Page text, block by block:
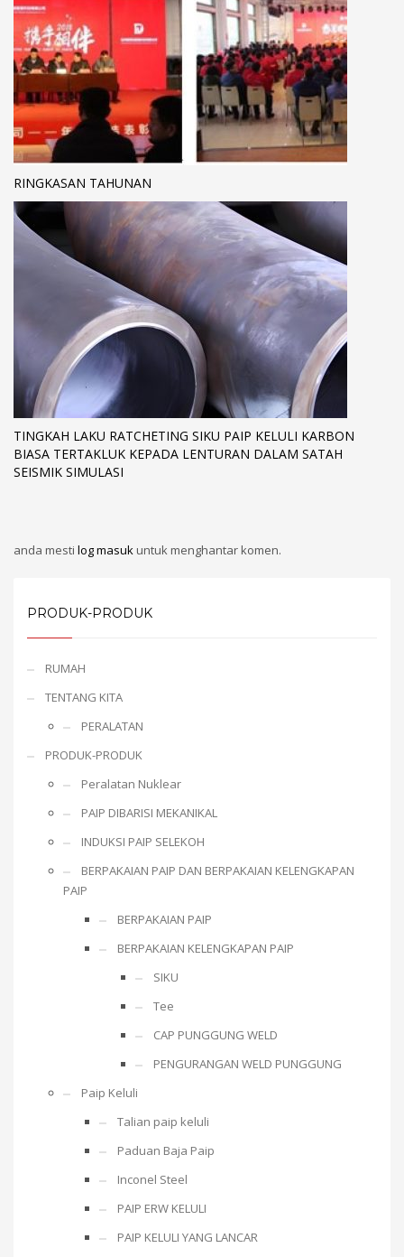
RINGKASAN TAHUNAN
TINGKAH LAKU RATCHETING SIKU PAIP KELULI KARBON
BIASA TERTAKLUK KEPADA LENTURAN DALAM SATAH
SEISMIK SIMULASI
anda mesti log masukuntuk menghantar komen.
PRODUK-PRODUK
RUMAH
TENTANG KITA
PERALATAN
PRODUK-PRODUK
Peralatan Nuklear
PAIP DIBARISI MEKANIKAL
INDUKSI PAIP SELEKOH
BERPAKAIAN PAIP DAN BERPAKAIAN KELENGKAPAN
PAIP
BERPAKAIAN PAIP
BERPAKAIAN KELENGKAPAN PAIP
SIKU
Tee
CAP PUNGGUNG WELD
PENGURANGAN WELD PUNGGUNG
Paip Keluli
Talian paip keluli
Paduan Baja Paip
Inconel Steel
PAIP ERW KELULI
PAIP KELULI YANG LANCAR